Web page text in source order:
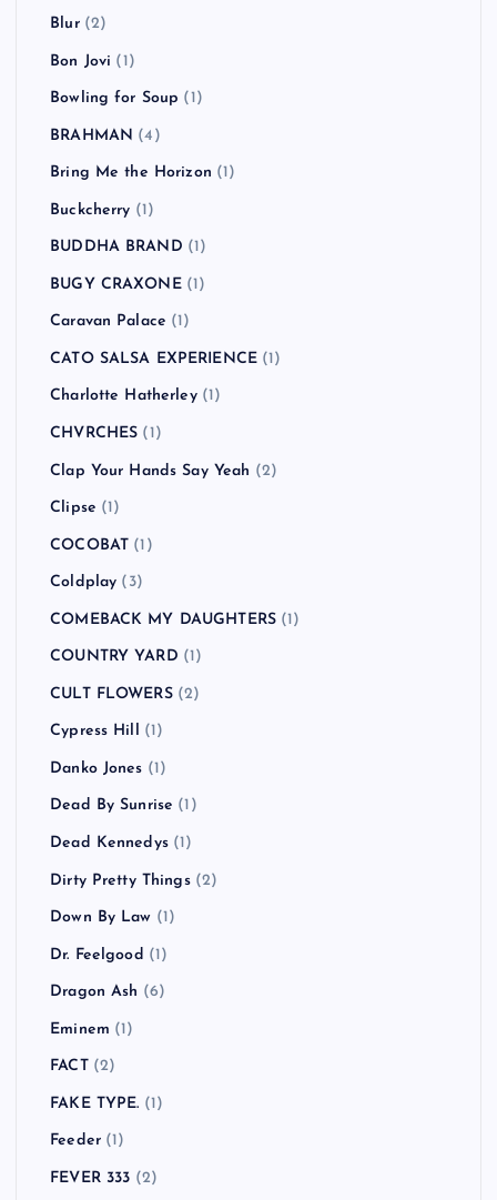
Blur(2)
Bon Jovi (1)
Bowling for Soup (1)
BRAHMAN (4)
Bring Me the Horizon (1)
Buckcherry (1)
BUDDHA BRAND (1)
BUGY CRAXONE(1)
Caravan Palace (1)
CATO SALSA EXPERIENCE (1)
Charlotte Hatherley(1)
CHVRCHES (1)
Clap Your Hands Say Yeah (2)
Clipse (1)
COCOBAT (1)
Coldplay (3)
COMEBACK MY DAUGHTERS (1)
COUNTRY YARD (1)
CULT FLOWERS(2)
Cypress Hill (1)
Danko Jones (1)
Dead By Sunrise (1)
Dead Kennedys(1)
Dirty Pretty Things(2)
Down By Law (1)
Dr. Feelgood (1)
Dragon Ash (6)
Eminem (1)
FACT(2)
FAKE TYPE. (1)
Feeder(1)
FEVER 333 (2)